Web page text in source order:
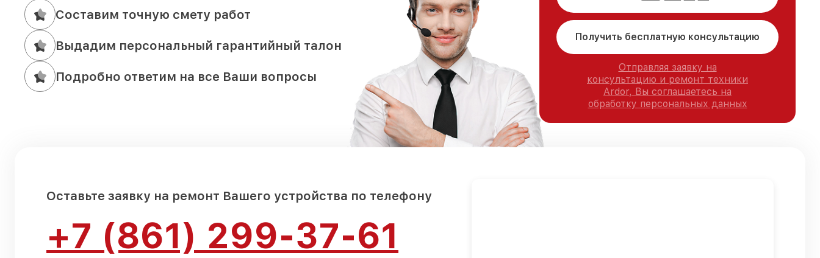
Составим точную смету работ
Выдадим персональный гарантийный талон
Подробно ответим на все Ваши вопросы
Получить бесплатную консультацию
Отправляя заявку на
консультацию и ремонт техники
Ardor, Вы соглашаетесь на
обработку персональных данных
Оставьте заявку на ремонт Вашего устройства по телефону
+7 (861) 299-37-61